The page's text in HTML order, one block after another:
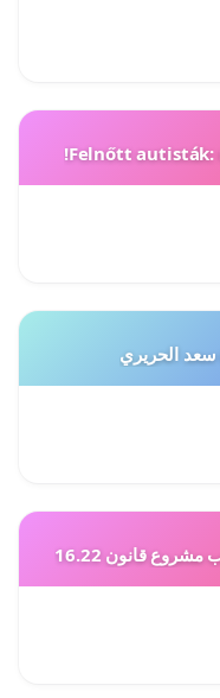
Felnőtt autisták:
الحريري
قانون 16.22